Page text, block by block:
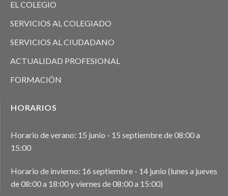
EL COLEGIO
SERVICIOS AL COLEGIADO
SERVICIOS AL CIUDADANO
ACTUALIDAD PROFESIONAL
FORMACIÓN
HORARIOS
Horario de verano: 15 junio - 15 septiembre de 08:00 a
15:00
Horario de invierno: 16 septiembre - 14 junio (lunes a jueves
de 08:00 a 18:00 y viernes de 08:00 a 15:00)